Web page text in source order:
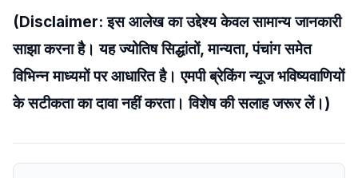
(Disclaimer: इस आलेख का उद्देश्य केवल सामान्य जानकारी
साझा करना है। यह ज्योतिष सिद्धांतों, मान्यता, पंचांग समेत
विभिन्न माध्यमों पर आधारित है। एमपी ब्रेकिंग न्यूज भविष्यवाणियों
के सटीकता का दावा नहीं करता। विशेष की सलाह जरूर लें।)